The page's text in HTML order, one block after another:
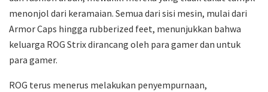
menonjol dari keramaian. Semua dari sisi mesin, mulai dari
Armor Caps hingga rubberized feet, menunjukkan bahwa
keluarga ROG Strix dirancang oleh para gamer dan untuk
para gamer.
ROG terus menerus melakukan penyempurnaan,